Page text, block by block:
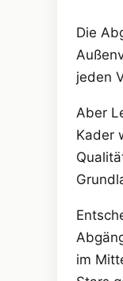
Die
jeden
Aber
Kader
im